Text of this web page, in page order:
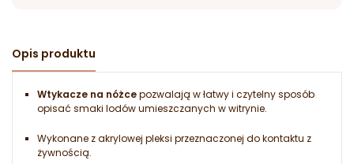
Opis produktu
Wtykacze na nóżcepozwalają w łatwy i czytelny sposób
opisać smaki lodów umieszczanych w witrynie.
Wykonane z akrylowej pleksi przeznaczonej do kontaktu z
żywnością.